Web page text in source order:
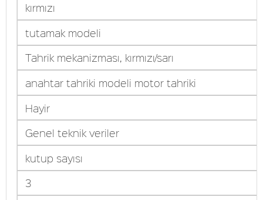
kırmızı
tutamak modeli
Tahrik mekanizması, kırmızı/sarı
anahtar tahriki modeli motor tahriki
Hayir
Genel teknik veriler
kutup sayısı
3